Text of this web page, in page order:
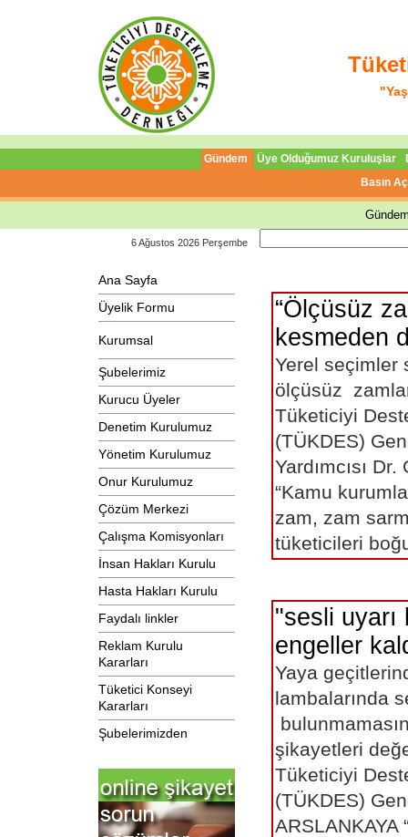
Gündem Üye Olduğumuz Kuruluşlar
Basın
6 Ağustos 2026 Perşembe
Ana Sayfa
Üyelik Formu
Kurumsal
Şubelerimiz
Kurucu Üyeler
Denetim Kurulumuz
Yönetim Kurulumuz
Onur Kurulumuz
Çözüm Merkezi
Çalışma Komisyonları
İnsan Hakları Kurulu
Hasta Hakları Kurulu
Faydalı linkler
Reklam Kurulu
Kararları
Tüketici Konseyi
Kararları
Şubelerimizden
“Ölçüsüz
kesmeden
Yerel seçimler
ölçüsüz
Tüketiciyi
(TÜKDES)
Yardımcısı
“Kamu
zam, zam
tüketicileri
"sesli uyarı
engeller
Yaya
lambalarında
şikayetleri
Tüketiciyi
(TÜKDES)
ARSLANKAYA